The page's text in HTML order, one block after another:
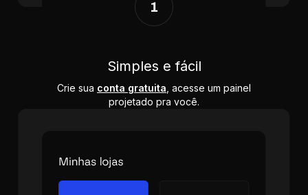
Simples e fácil
Crie sua conta gratuita , acesse um painel
projetado pra você.